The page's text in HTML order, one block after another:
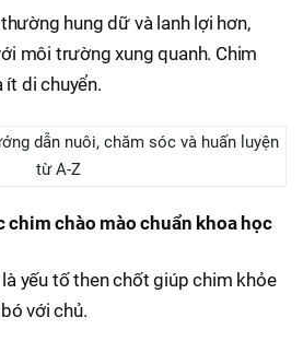
hung dữ và lanh lợi hơn,
môi trường xung quanh. Chim
ít di chuyển.
chim chào mào chuẩn khoa học
yếu tố then chốt giúp chim khỏe
với chủ.